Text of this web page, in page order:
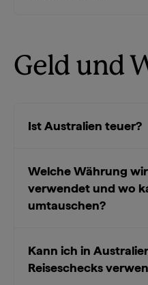
Geld und
Ist Australien teuer?
Welche Währung
verwendet und wo
umtauschen?
Kann ich in
Reiseschecks